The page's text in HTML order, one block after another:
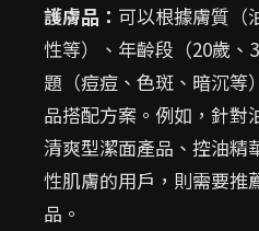
護膚品： 可以根據膚質（
性等）、年齡段（20歲、
題（痘痘、色斑、暗沉等
品搭配方案。例如，針對
清爽型潔面產品、控油精
性肌膚的用戶，則需要推
品。